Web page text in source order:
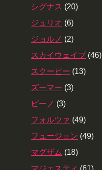
シグナス (20)
ジュリオ (6)
ジョルノ (2)
スカイウェイブ (46)
スクーピー (13)
ズーマー (3)
ビーノ (3)
フォルツァ (49)
フュージョン (49)
マグザム (18)
マジェスティ (61)